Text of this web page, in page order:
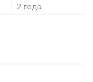
2 года